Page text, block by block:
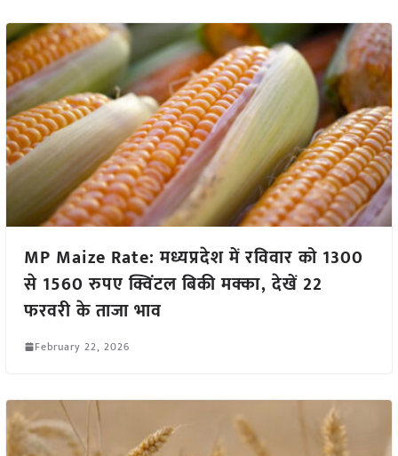
MP Maize Rate: मध्यप्रदेश में रविवार को 1300
से 1560 रुपए क्विंटल बिकी मक्का, देखें 22
फरवरी के ताजा भाव
February 22, 2026